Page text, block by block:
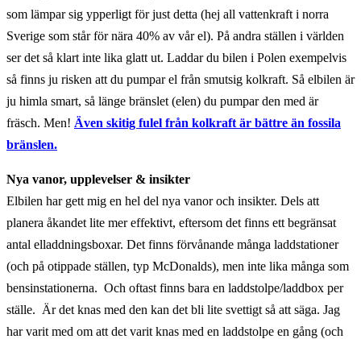
som lämpar sig ypperligt för just detta (hej all vattenkraft i norra
Sverige som står för nära 40% av vår el). På andra ställen i världen
ser det så klart inte lika glatt ut. Laddar du bilen i Polen exempelvis
så finns ju risken att du pumpar el från smutsig kolkraft. Så elbilen är
ju himla smart, så länge bränslet (elen) du pumpar den med är
fräsch. Men! Även skitig fulel från kolkraft är bättre än fossila
bränslen.
Nya vanor, upplevelser & insikter
Elbilen har gett mig en hel del nya vanor och insikter. Dels att
planera åkandet lite mer effektivt, eftersom det finns ett begränsat
antal elladdningsboxar. Det finns förvånande många laddstationer
(och på otippade ställen, typ McDonalds), men inte lika många som
bensinstationerna. Och oftast finns bara en laddstolpe/laddbox per
ställe. Är det knas med den kan det bli lite svettigt så att säga. Jag
har varit med om att det varit knas med en laddstolpe en gång (och